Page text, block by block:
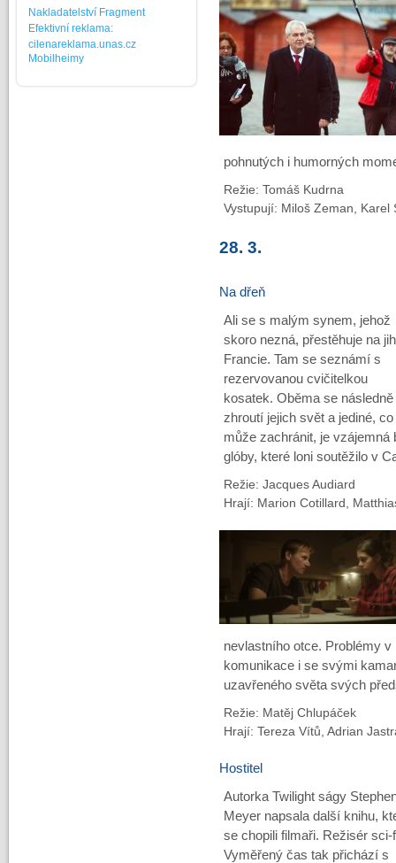
Nakladatelství Fragment
Efektivní reklama:
cilenareklama.unas.cz
Mobilheimy
pohnutých i humorných
Režie: Tomáš Kudrna
Vystupují: Miloš Zeman,
28. 3.
Na dřeň
Ali se s malým synem, jehož
skoro nezná, přestěhuje na jih
Francie. Tam se seznámí s
rezervovanou cvičitelkou
kosatek. Oběma se následně
zhroutí jejich svět a jediné, co
může zachránit, je vzájemná
glóby, které loni soutěžilo v
Režie: Jacques Audiard
Hrají: Marion Cotillard,
nevlastního otce. Problémy
komunikace i se svými
uzavřeného světa svých
Režie: Matěj Chlupáček
Hrají: Tereza Vítů, Adrian
Hostitel
Autorka Twilight ságy
Meyer napsala další knihu,
se chopili filmaři. Režisér sci-
Vyměřený čas tak přichází s